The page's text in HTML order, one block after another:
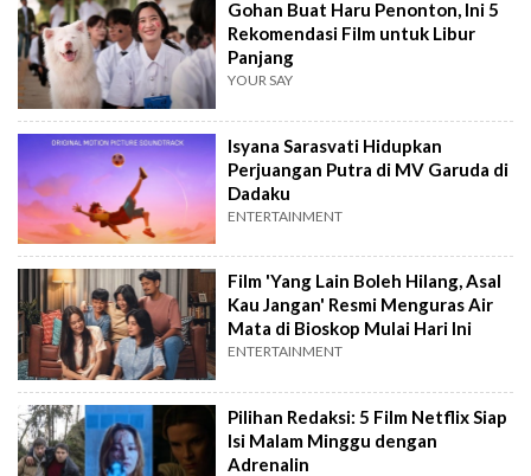
Gohan Buat Haru Penonton, Ini 5
Rekomendasi Film untuk Libur
Panjang
YOUR SAY
Isyana Sarasvati Hidupkan
Perjuangan Putra di MV Garuda di
Dadaku
ENTERTAINMENT
Film 'Yang Lain Boleh Hilang, Asal
Kau Jangan' Resmi Menguras Air
Mata di Bioskop Mulai Hari Ini
ENTERTAINMENT
Pilihan Redaksi: 5 Film Netflix Siap
Isi Malam Minggu dengan
Adrenalin